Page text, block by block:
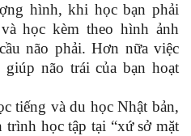
hình, khi học bạn phải
học kèm theo hình ảnh
não phải. Hơn nữa việc
não trái của bạn hoạt
tiếng và du học Nhật bản,
trình học tập tại “xứ sở mặt